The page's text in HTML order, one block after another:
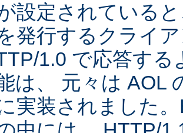
設定されている
発行するクライ
1.0 で応答す
は、 元々は AOL
実装されました